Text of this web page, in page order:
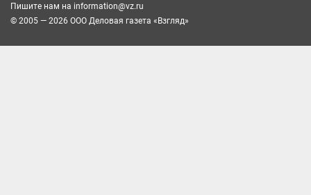
Пишите нам на information@vz.ru
© 2005 — 2026 ООО Деловая газета «Взгляд»